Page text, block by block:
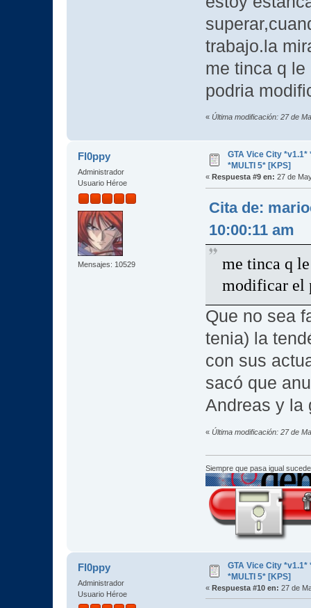
trabajo.la
me tinca q
podria
« Última modificación: 27 de
Fl0ppy
Administrador
Usuario Héroe
Mensajes: 10529
GTA Vice City *v1.1*
*MULTI 5* [KPS]
« Respuesta #9 en: 27 de
Cita de:
10:00:11 am
me tinca q
modificar el
Que no sea
tenia) la
con sus
sacó que
Andreas y la
« Última modificación: 27 de
Siempre que pasa igual
Fl0ppy
Administrador
Usuario Héroe
GTA Vice City *v1.1*
*MULTI 5* [KPS]
« Respuesta #10 en: 27 de